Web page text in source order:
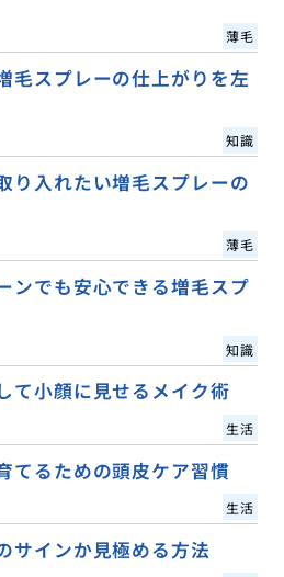
薄毛
毛スプレーの仕上がりを左
知識
り入れたい増毛スプレーの
薄毛
ンでも安心できる増毛スプ
知識
て小顔に見せるメイク術
生活
てるための頭皮ケア習慣
生活
サインか見極める方法